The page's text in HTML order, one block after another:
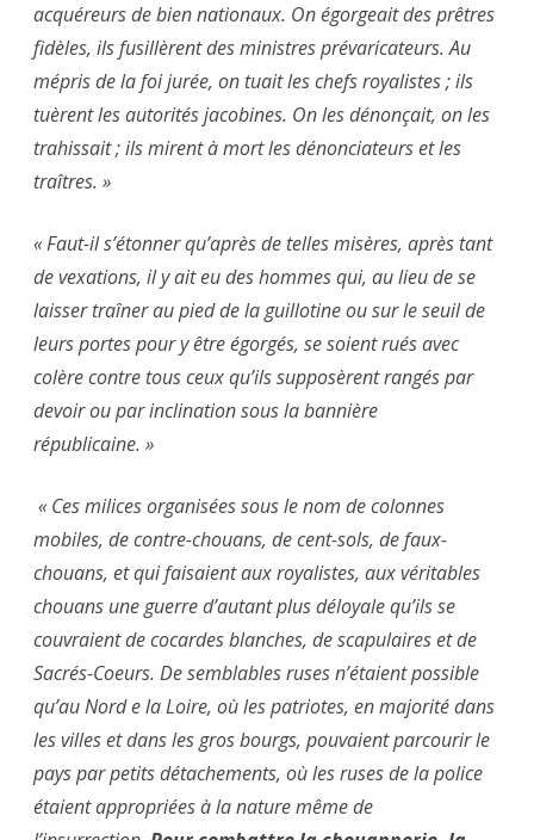
acquéreurs de bien nationaux. On égorgeait des prêtres
fidèles, ils fusillèrent des ministres prévaricateurs. Au
mépris de la foi jurée, on tuait les chefs royalistes ; ils
tuèrent les autorités jacobines. On les dénonçait, on les
trahissait ; ils mirent à mort les dénonciateurs et les
traîtres. »
« Faut-il s’étonner qu’après de telles misères, après tant
de vexations, il y ait eu des hommes qui, au lieu de se
laisser traîner au pied de la guillotine ou sur le seuil de
leurs portes pour y être égorgés, se soient rués avec
colère contre tous ceux qu’ils supposèrent rangés par
devoir ou par inclination sous la bannière
républicaine. »
« Ces milices organisées sous le nom de colonnes
mobiles, de contre-chouans, de cent-sols, de faux-
chouans, et qui faisaient aux royalistes, aux véritables
chouans une guerre d’autant plus déloyale qu’ils se
couvraient de cocardes blanches, de scapulaires et de
Sacrés-Coeurs. De semblables ruses n’étaient possible
qu’au Nord e la Loire, où les patriotes, en majorité dans
les villes et dans les gros bourgs, pouvaient parcourir le
pays par petits détachements, où les ruses de la police
étaient appropriées à la nature même de